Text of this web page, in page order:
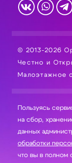
© 2013-2026
Честно и
Малоэтажное
Пользуясь
на сбор, хранение и обработку ваших персональных
данных
обработки
что вы в полном